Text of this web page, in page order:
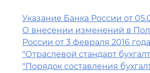
Указание Банка России от
О внесении изменений в
России от 3 февраля 2016
"Отраслевой стандарт
"Порядок составления